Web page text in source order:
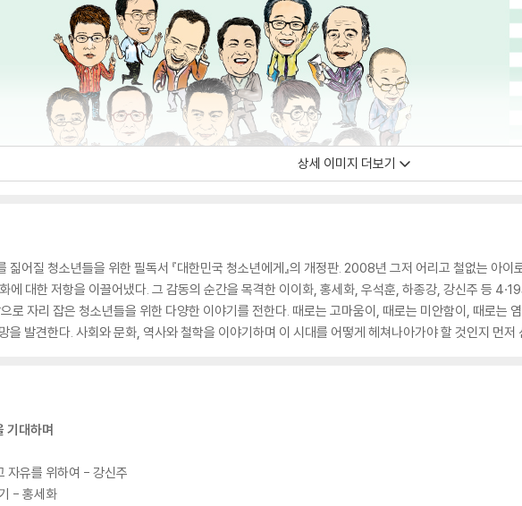
상세 이미지 더보기
짊어질 청소년들을 위한 필독서 『대한민국 청소년에게』의 개정판. 2008년 그저 어리고 철없는 아
에 대한 저항을 이끌어냈다. 그 감동의 순간을 목격한 이이화, 홍세화, 우석훈, 하종강, 강신주 등
로 자리 잡은 청소년들을 위한 다양한 이야기를 전한다. 때로는 고마움이, 때로는 미안함이, 때로는
을 발견한다. 사회와 문화, 역사와 철학을 이야기하며 이 시대를 어떻게 헤쳐나아가야 할 것인지 먼
기대하며
자유를 위하여 - 강신주
- 홍세화